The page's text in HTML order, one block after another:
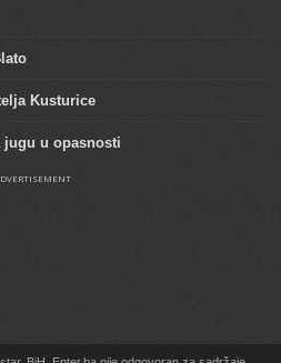
Kusturice
jugu u opasnosti